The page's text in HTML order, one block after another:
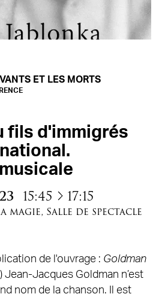
ET LES MORTS
fils d'immigrés
15:45 à17:15
magie, Salle de spectacle
de l'ouvrage : Goldman
Jean-Jacques Goldman n’est
nom de la chanson. Il est